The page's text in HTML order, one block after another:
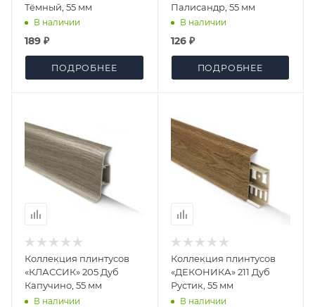
Тёмный, 55 мм
В наличии
189 ₽
ПОДРОБНЕЕ
Палисандр, 55 мм
В наличии
126 ₽
ПОДРОБНЕЕ
Коллекция плинтусов
«КЛАССИК» 205 Дуб
Капучино, 55 мм
В наличии
Коллекция плинтусов
«ДЕКОНИКА» 211 Дуб
Рустик, 55 мм
В наличии